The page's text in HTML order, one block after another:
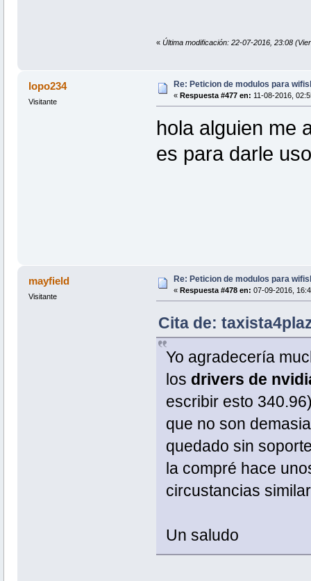
« Última modificación: 22-07-2016, 23:08
lopo234
Visitante
Re: Peticion de modulos para
« Respuesta #477 en: 11-08-2016,
hola alguien me
es para darle
mayfield
Visitante
Re: Peticion de modulos para
« Respuesta #478 en: 07-09-2016,
Cita de:
Yo agradecería
los drivers de
escribir esto
que no son
quedado sin
la compré hace
circustancias
Un saludo